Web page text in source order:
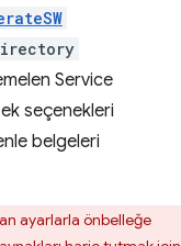
Service
ek seçenekleri
belgeleri
ayarlarla önbelleğe